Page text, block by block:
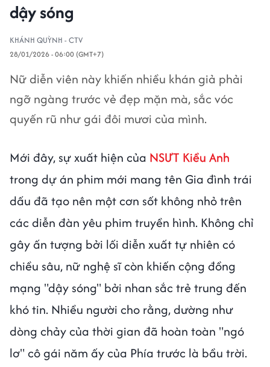
dậy sóng
KHÁNH QUỲNH - CTV
28/01/2026 - 06:00 (GMT+7)
Nữ diễn viên này khiến nhiều khán giả phải
ngỡ ngàng trước vẻ đẹp mặn mà, sắc vóc
quyến rũ như gái đôi mươi của mình.
Mới đây, sự xuất hiện của NSƯT Kiều Anh
trong dự án phim mới mang tên Gia đình trái
dấu đã tạo nên một cơn sốt không nhỏ trên
các diễn đàn yêu phim truyền hình. Không chỉ
gây ấn tượng bởi lối diễn xuất tự nhiên có
chiều sâu, nữ nghệ sĩ còn khiến cộng đồng
mạng "dậy sóng" bởi nhan sắc trẻ trung đến
khó tin. Nhiều người cho rằng, dường như
dòng chảy của thời gian đã hoàn toàn "ngó
lơ" cô gái năm ấy của Phía trước là bầu trời.